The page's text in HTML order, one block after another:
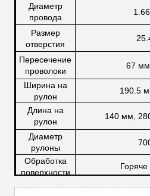
Диаметр
провода
Размер
отверстия
Пересечение
проволоки
67
Ширина на
рулон
190.5
Длина на
рулон
140 мм,
Диаметр
рулоны
Обработка
поверхности